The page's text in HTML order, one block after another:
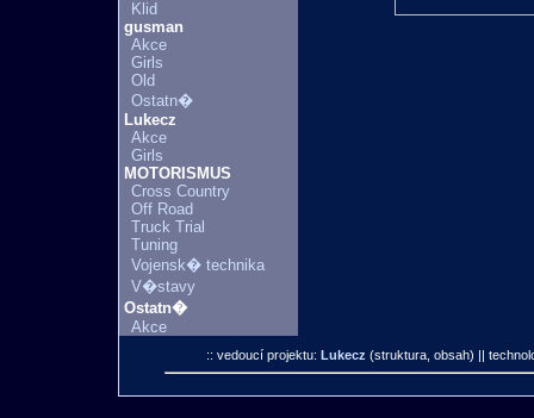
Klid
gusman
Akce
Girls
Old
Ostatn�
Lukecz
Akce
Girls
MOTORISMUS
Cross Country
Off Road
Truck Trial
Tuning
Vojensk� technika
V�stavy
Ostatn�
Akce
:: vedoucí projektu: Lukecz (struktura, obsah) ||